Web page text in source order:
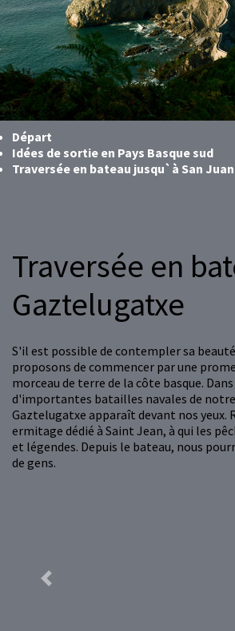
Départ
Idées de sortie en Pays Basque sud
Traversée en bateau jusqu`à San
Traversée en
Gaztelugatxe
S'il est possible de contempler sa
proposons de commencer par une
morceau de terre de la côte basque.
d'importantes batailles navales de
Gaztelugatxe apparaît devant nos yeux.
ermitage dédié à Saint Jean, à qui les
et légendes. Depuis le bateau, nous
de gens.
Previous